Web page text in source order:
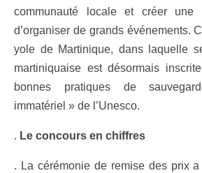
communauté locale et créer une
d’organiser de grands événements.
yole de Martinique, dans laquelle
martiniquaise est désormais
bonnes pratiques de
immatériel » de l’Unesco.
. Le concours en chiffres
. La cérémonie de remise des prix